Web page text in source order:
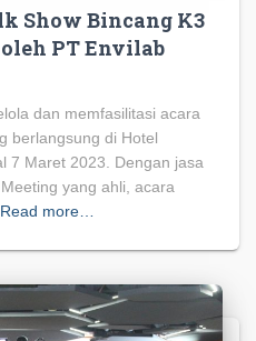
Show Bincang K3
PT Envilab
dan memfasilitasi acara
berlangsung di Hotel
7 Maret 2023. Dengan jasa
yang ahli, acara
Read more…